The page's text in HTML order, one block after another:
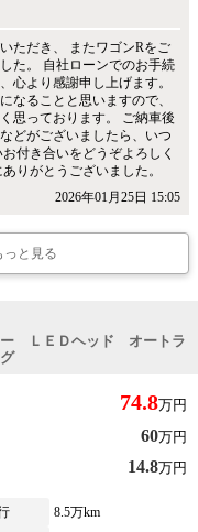
ただき、 またワゴンRをご
た。 自社ローンでのお手続
心より感謝申し上げます。
なることと思いますので、
思っております。 ご納車後
どがございましたら、いつ
付き合いをどうぞよろしく
りがとうございました。
2026年01月25日 15:05
っと見る
ＬＥＤヘッド オートラ
74.8万円
60万円
14.8万円
8.5万km